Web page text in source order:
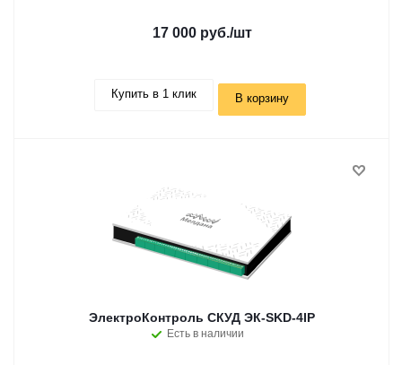
17 000 руб./шт
Купить в 1 клик В корзину
ЭлектроКонтроль СКУД ЭК-SKD-4IP
Есть в наличии